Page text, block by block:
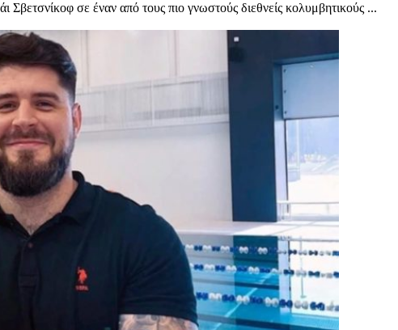
Σβετσνίκοφ σε έναν από τους πιο γνωστούς διεθνείς κολυμβητικούς ...